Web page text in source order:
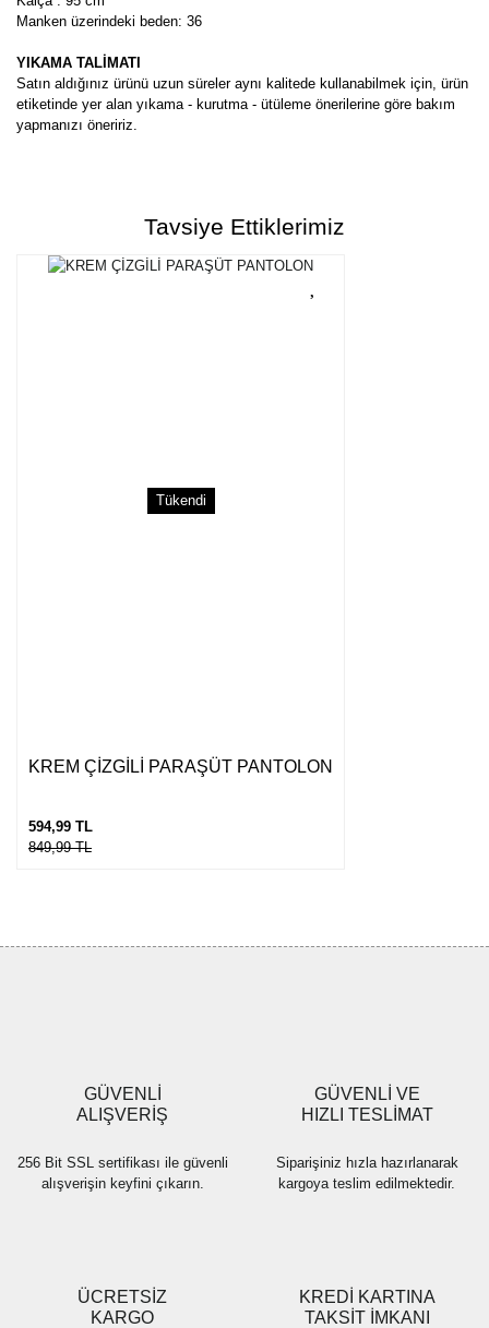
Manken üzerindeki beden: 36
YIKAMA TALİMATI
Satın aldığınız ürünü uzun süreler aynı kalitede kullanabilmek için, ürün
etiketinde yer alan yıkama - kurutma - ütüleme önerilerine göre bakım
yapmanızı öneririz.
tarafımıza iletebilirsiniz.
Görüş ve önerileriniz için teşekkür ederiz.
Ürün resmi kalitesiz, bozuk veya görüntülenemiyor.
Tavsiye Ettiklerimiz
Tükendi
KREM ÇİZGİLİ PARAŞÜT PANTOLON
594,99 TL
849,99 TL
GÜVENLİ
ALIŞVERİŞ
256 Bit SSL sertifikası ile güvenli
alışverişin keyfini çıkarın.
GÜVENLİ VE
HIZLI TESLİMAT
Siparişiniz hızla hazırlanarak
kargoya teslim edilmektedir.
ÜCRETSİZ
KARGO
KREDİ KARTINA
TAKSİT İMKANI